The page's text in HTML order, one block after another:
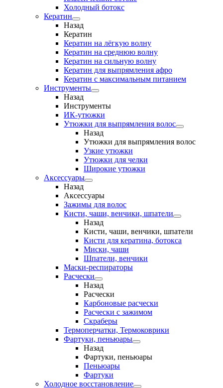
Холодный ботокс
Кератин
Назад
Кератин
Кератин на лёгкую волну
Кератин на среднюю волну
Кератин на сильную волну
Кератин для выпрямления афро
Кератин с максимальным питанием
Инструменты
Назад
Инструменты
ИК-утюжки
Утюжки для выпрямления волос
Назад
Утюжки для выпрямления волос
Узкие утюжки
Утюжки для челки
Широкие утюжки
Аксессуары
Назад
Аксессуары
Зажимы для волос
Кисти, чаши, венчики, шпатели
Назад
Кисти, чаши, венчики, шпатели
Кисти для кератина, ботокса
Миски, чаши
Шпатели, венчики
Маски-респираторы
Расчески
Назад
Расчески
Карбоновые расчески
Расчески с зажимом
Скраберы
Термоперчатки, Термоковрики
Фартуки, пеньюары
Назад
Фартуки, пеньюары
Пеньюары
Фартуки
Холодное восстановление